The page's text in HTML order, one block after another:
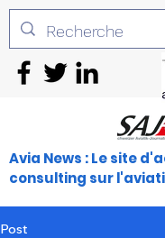
Avia News : Le site
consulting sur
Post